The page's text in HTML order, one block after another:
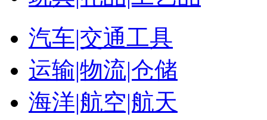
汽车|交通工具
运输|物流|仓储
海洋|航空|航天